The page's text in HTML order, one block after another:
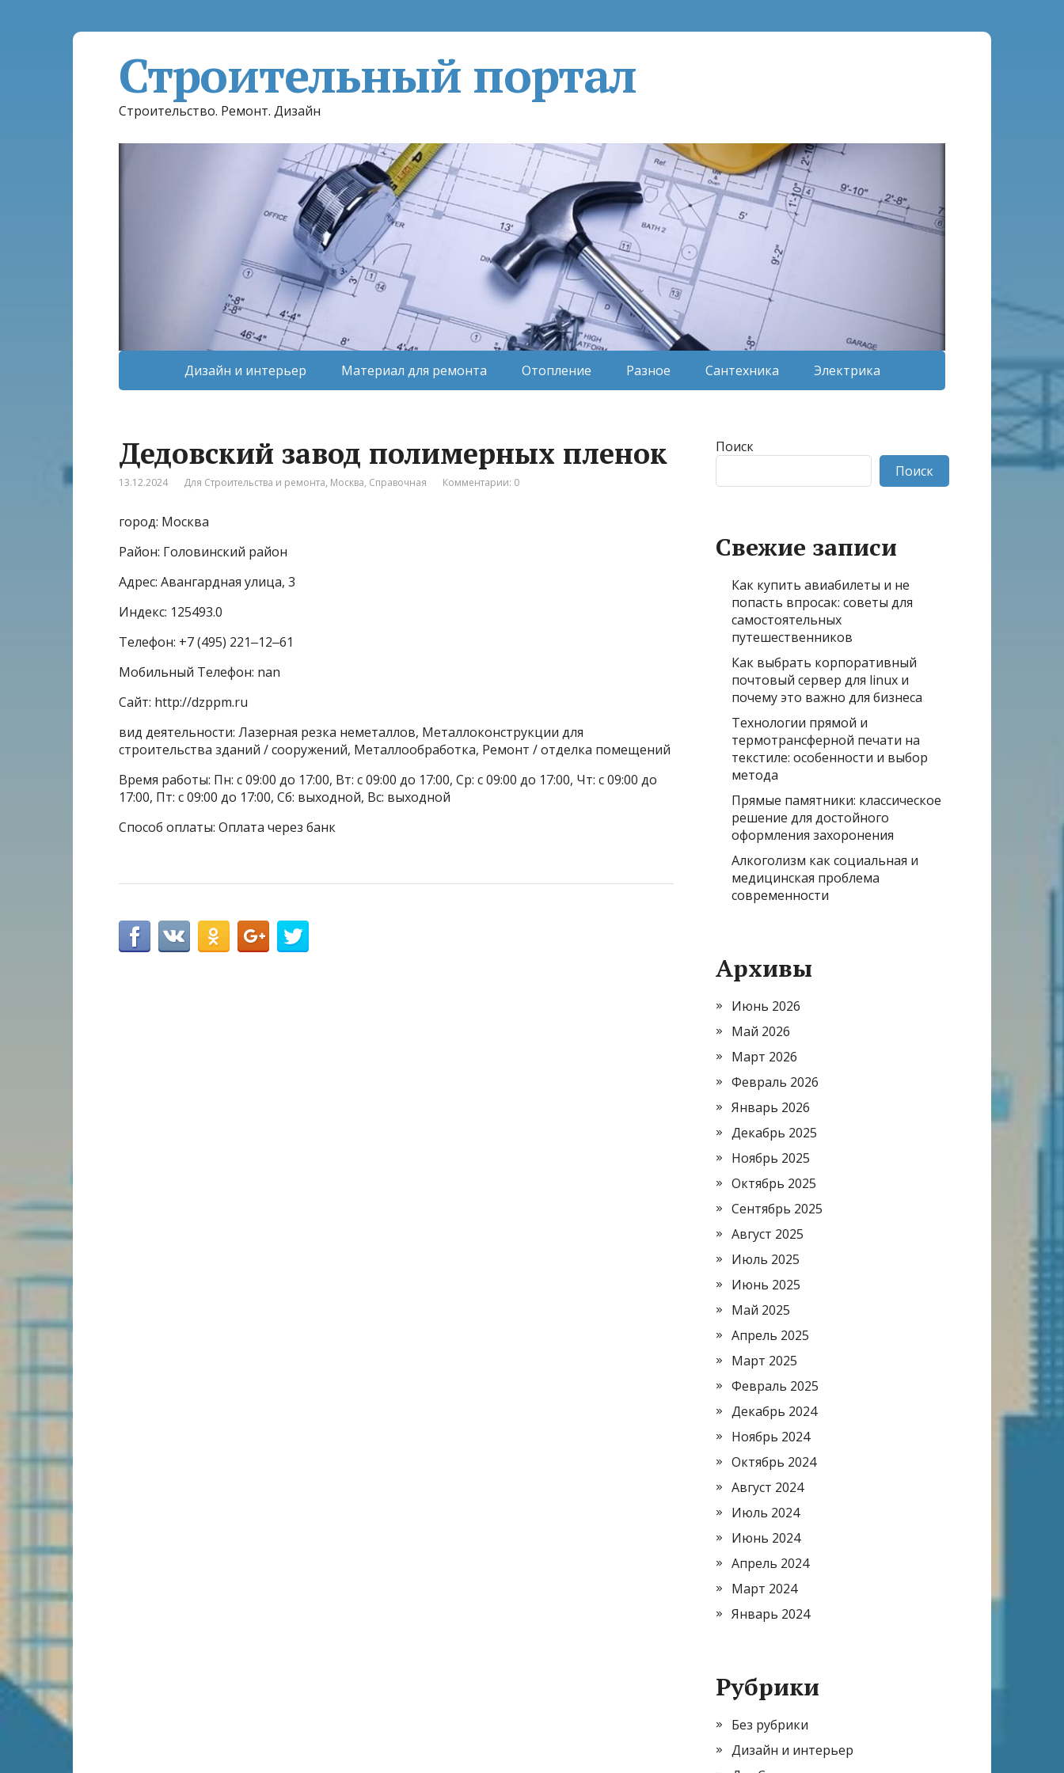
Строительный портал
Строительство. Ремонт. Дизайн
Дизайн и интерьер Материал для ремонта Отопление Разное Сантехника Электрика
Дедовский завод полимерных пленок
13.12.2024 Для Строительства и ремонта, Москва, Справочная Комментарии: 0
город: Москва
Район: Головинский район
Адрес: Авангардная улица, 3
Индекс: 125493.0
Телефон: +7 (495) 221‒12‒61
Мобильный Телефон: nan
Сайт: http://dzppm.ru
вид деятельности: Лазерная резка неметаллов, Металлоконструкции для
строительства зданий / сооружений, Металлообработка, Ремонт / отделка помещений
Время работы: Пн: с 09:00 до 17:00, Вт: с 09:00 до 17:00, Ср: с 09:00 до 17:00, Чт: с 09:00 до
17:00, Пт: с 09:00 до 17:00, Сб: выходной, Вс: выходной
Способ оплаты: Оплата через банк
Поиск
Поиск
Свежие записи
Как купить авиабилеты и не
попасть впросак: советы для
самостоятельных
путешественников
Как выбрать корпоративный
почтовый сервер для linux и
почему это важно для бизнеса
Технологии прямой и
термотрансферной печати на
текстиле: особенности и выбор
метода
Прямые памятники: классическое
решение для достойного
оформления захоронения
Алкоголизм как социальная и
медицинская проблема
современности
Архивы
Июнь 2026
Май 2026
Март 2026
Февраль 2026
Январь 2026
Декабрь 2025
Ноябрь 2025
Октябрь 2025
Сентябрь 2025
Август 2025
Июль 2025
Июнь 2025
Май 2025
Апрель 2025
Март 2025
Февраль 2025
Декабрь 2024
Ноябрь 2024
Октябрь 2024
Август 2024
Июль 2024
Июнь 2024
Апрель 2024
Март 2024
Январь 2024
Рубрики
Без рубрики
Дизайн и интерьер